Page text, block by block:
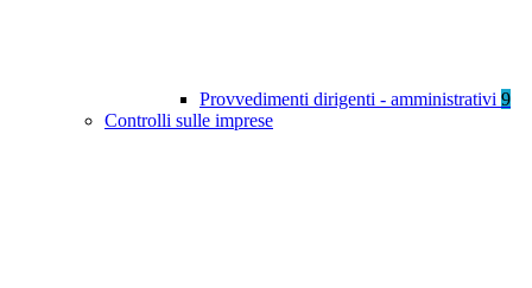
Provvedimenti dirigenti - amministrativi 9
Controlli sulle imprese